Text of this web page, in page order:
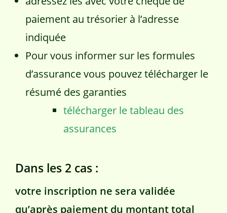
paiement au trésorier à l’adresse
indiquée
Pour vous informer sur les formules
d’assurance vous pouvez télécharger le
résumé des garanties
télécharger le tableau des
assurances
Dans les 2 cas :
votre inscription ne sera validée
qu’après paiement du montant total